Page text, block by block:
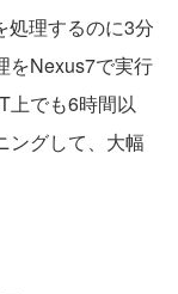
理するのに3分
をNexus7で実行
上でも6時間以
ングして、大幅